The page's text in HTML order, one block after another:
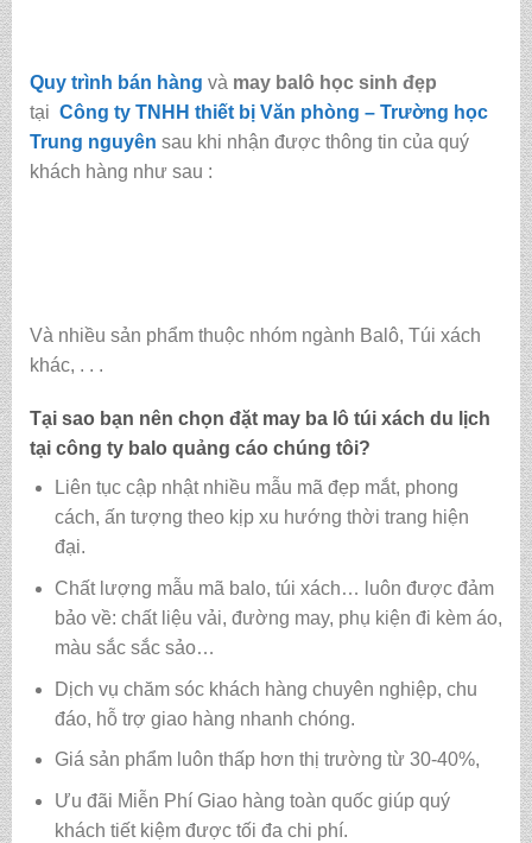
Quy trình bán hàng và may balô học sinh đẹp
tại Công ty TNHH thiết bị Văn phòng – Trường học
Trung nguyên sau khi nhận được thông tin của quý
khách hàng như sau :
Và nhiều sản phẩm thuộc nhóm ngành Balô, Túi xách
khác, . . .
Tại sao bạn nên chọn đặt may ba lô túi xách du lịch
tại công ty balo quảng cáo chúng tôi?
Liên tục cập nhật nhiều mẫu mã đẹp mắt, phong
cách, ấn tượng theo kịp xu hướng thời trang hiện
đại.
Chất lượng mẫu mã balo, túi xách…
luôn được đảm
bảo về: chất liệu vải, đường may, phụ kiện đi kèm áo,
màu sắc sắc sảo…
Dịch vụ chăm sóc khách hàng chuyên nghiệp, chu
đáo, hỗ trợ giao hàng nhanh chóng.
Giá sản phẩm luôn thấp hơn thị trường từ 30-40%,
Ưu đãi Miễn Phí Giao hàng toàn quốc giúp quý
khách tiết kiệm được tối đa chi phí.